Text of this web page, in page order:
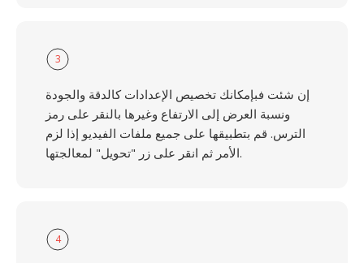
3
إن شئت فبإمكانك تخصيص الإعدادات كالدقة والجودة
ونسبة العرض إلى الارتفاع وغيرها بالنقر على رمز
الترس. قم بتطبيقها على جميع ملفات الفيديو إذا لزم
الأمر ثم انقر على زر "تحويل" لمعالجتها.
4